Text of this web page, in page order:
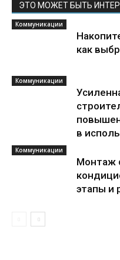
ЭТО МОЖЕТ БЫТЬ
Коммуникации
как
Коммуникации
в
Коммуникации
Монтаж
этапы и